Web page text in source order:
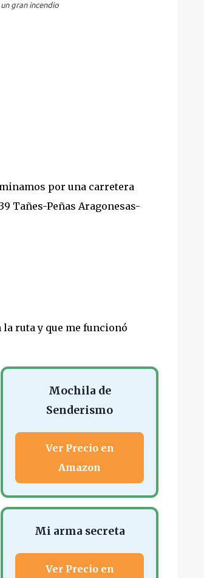
gran incendio
por una carretera
Tañes-Peñas Aragonesas-
la ruta y que me funcionó
Mochila de
Senderismo
Ver Precio en
Amazon
Mi arma secreta
Ver Precio en